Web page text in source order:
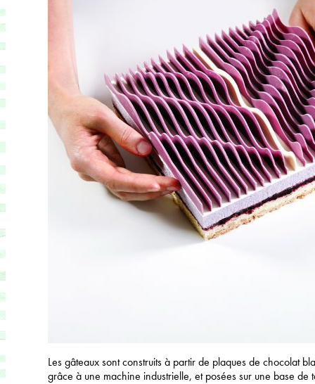
Les gâteaux sont construits à partir de plaques de chocolat
grâce à une machine industrielle, et posées sur une base de